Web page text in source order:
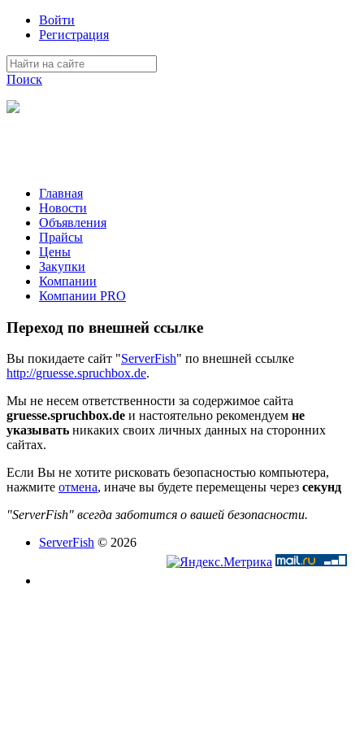
Войти
Регистрация
Поиск
Главная
Новости
Объявления
Прайсы
Цены
Закупки
Компании
Компании PRO
Переход по внешней ссылке
Вы покидаете сайт "ServerFish" по внешней ссылке
http://gruesse.spruchbox.de.
Мы не несем ответственности за содержимое сайта
gruesse.spruchbox.de и настоятельно рекомендуем не
указывать никаких своих личных данных на сторонних
сайтах.
Если Вы не хотите рисковать безопасностью компьютера,
нажмите отмена, иначе вы будете перемещены через секунд
"ServerFish" всегда заботится о вашей безопасности.
ServerFish © 2026